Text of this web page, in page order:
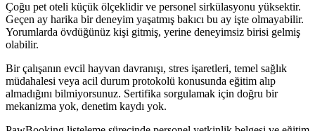
Çoğu pet oteli küçük ölçeklidir ve personel sirkülasyonu yüksektir.
Geçen ay harika bir deneyim yaşatmış bakıcı bu ay işte olmayabilir.
Yorumlarda övdüğünüz kişi gitmiş, yerine deneyimsiz birisi gelmiş
olabilir.
Bir çalışanın evcil hayvan davranışı, stres işaretleri, temel sağlık
müdahalesi veya acil durum protokolü konusunda eğitim alıp
almadığını bilmiyorsunuz. Sertifika sorgulamak için doğru bir
mekanizma yok, denetim kaydı yok.